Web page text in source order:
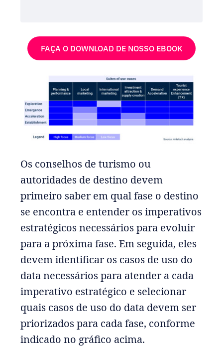
FAÇA O DOWNLOAD DE NOSSO EBOOK
Os conselhos de turismo ou
autoridades de destino devem
primeiro saber em qual fase o destino
se encontra e entender os imperativos
estratégicos necessários para evoluir
para a próxima fase. Em seguida, eles
devem identificar os casos de uso do
data necessários para atender a cada
imperativo estratégico e selecionar
quais casos de uso do data devem ser
priorizados para cada fase, conforme
indicado no gráfico acima.